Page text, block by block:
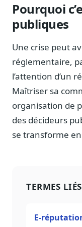
Pourquoi
publiques
Une crise peut
réglementaire,
l’attention d’un
Maîtriser sa
organisation de
des décideurs
se transforme
TERMES LIÉS
E-